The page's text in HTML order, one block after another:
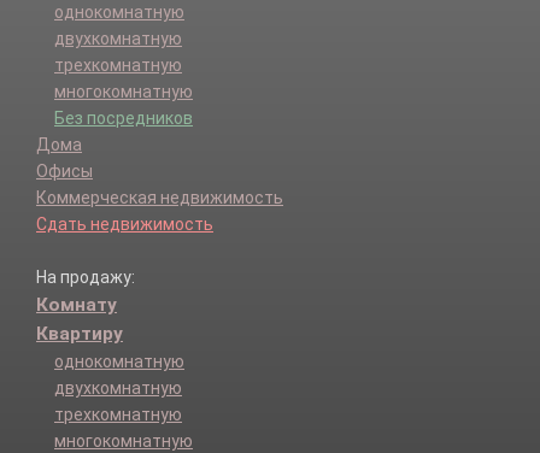
однокомнатную
двухкомнатную
трехкомнатную
многокомнатную
Без посредников
Дома
Офисы
Коммерческая недвижимость
Сдать недвижимость
На продажу:
Комнату
Квартиру
однокомнатную
двухкомнатную
трехкомнатную
многокомнатную